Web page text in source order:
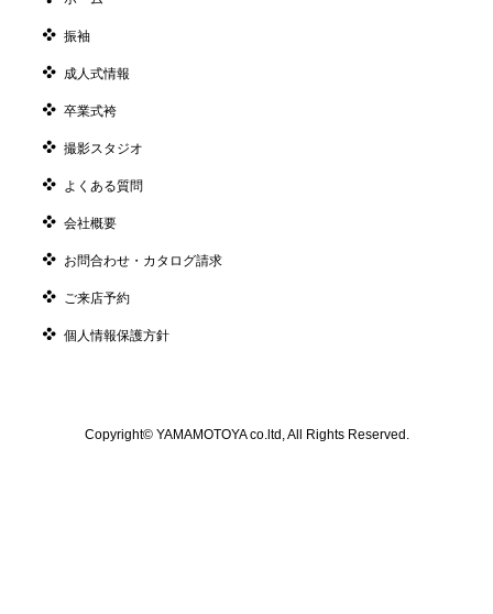
振袖
成人式情報
卒業式袴
撮影スタジオ
よくある質問
会社概要
お問合わせ・カタログ請求
ご来店予約
個人情報保護方針
Copyright© YAMAMOTOYA co.ltd, All Rights Reserved.